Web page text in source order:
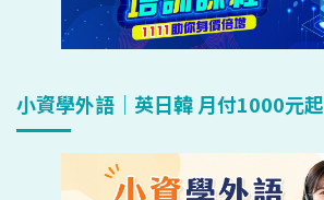
小資學外語｜英日韓 月付1000元起